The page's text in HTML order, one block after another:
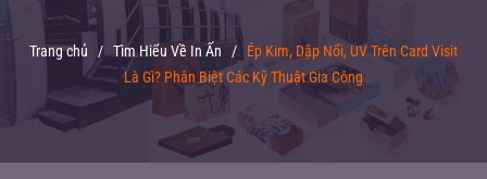
Trang chủ / Tìm Hiểu Về In Ấn / Ép Kim, Dập Nổi, UV Trên Card Visit
Là Gì? Phân Biệt Các Kỹ Thuật Gia Công